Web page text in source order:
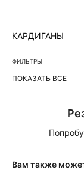
КАРДИГАНЫ
ФИЛЬТРЫ
ПОКАЗАТЬ ВСЕ
Вам также